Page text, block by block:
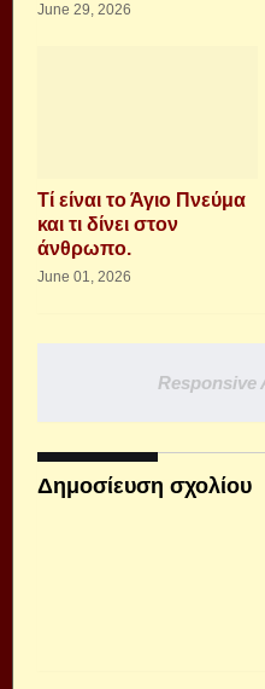
June 29, 2026
Τί είναι το Άγιο Πνεύμα
και τι δίνει στον
άνθρωπο.
June 01, 2026
Responsive
Δημοσίευση σχολίου